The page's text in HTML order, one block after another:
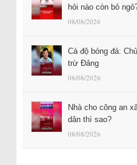
hỏi nào còn bỏ
08/08/2026
Cá độ bóng đá:
trừ Đảng
08/08/2026
Nhà cho công an
dân thì sao?
08/08/2026